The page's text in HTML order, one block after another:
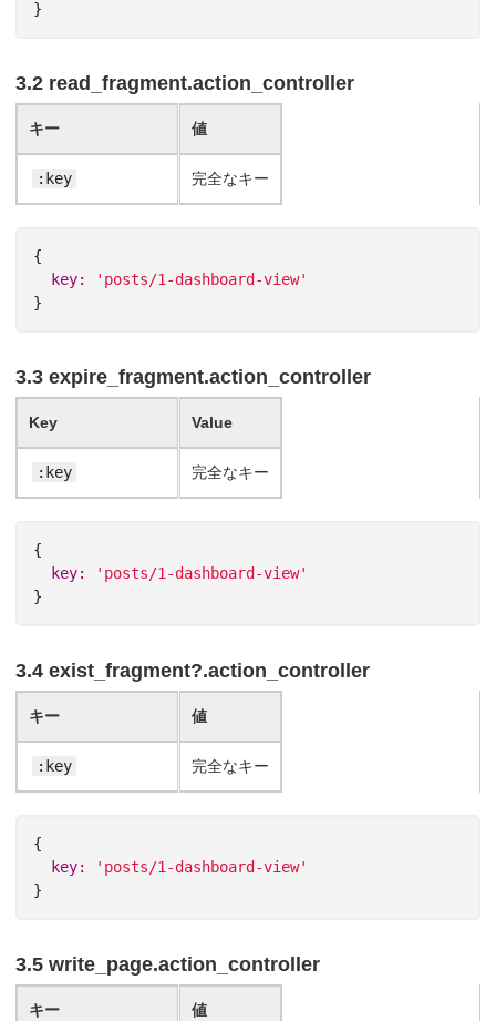
}
3.2 read_fragment.action_controller
値
完全なキー
キー
:key
{
key:
'posts/1-dashboard-view'
}
3.3 expire_fragment.action_controller
Value
完全なキー
Key
:key
{
key:
'posts/1-dashboard-view'
}
3.4 exist_fragment?.action_controller
値
完全なキー
キー
:key
{
key:
'posts/1-dashboard-view'
}
3.5 write_page.action_controller
値
キー